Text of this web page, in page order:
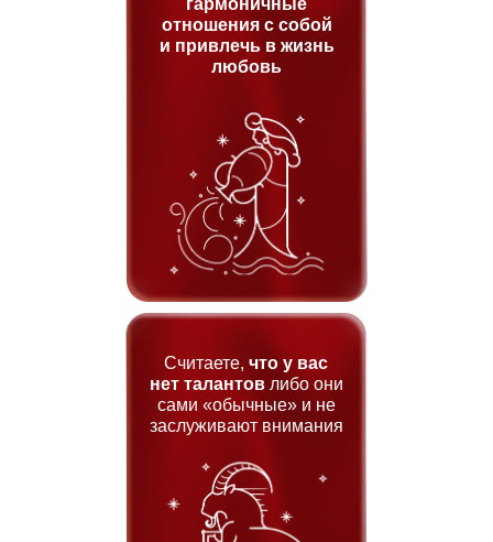
гармоничные
отношения с собой
и привлечь в жизнь
любовь
Считаете, что у вас
нет талантовлибо они
сами «обычные» и не
заслуживают внимания